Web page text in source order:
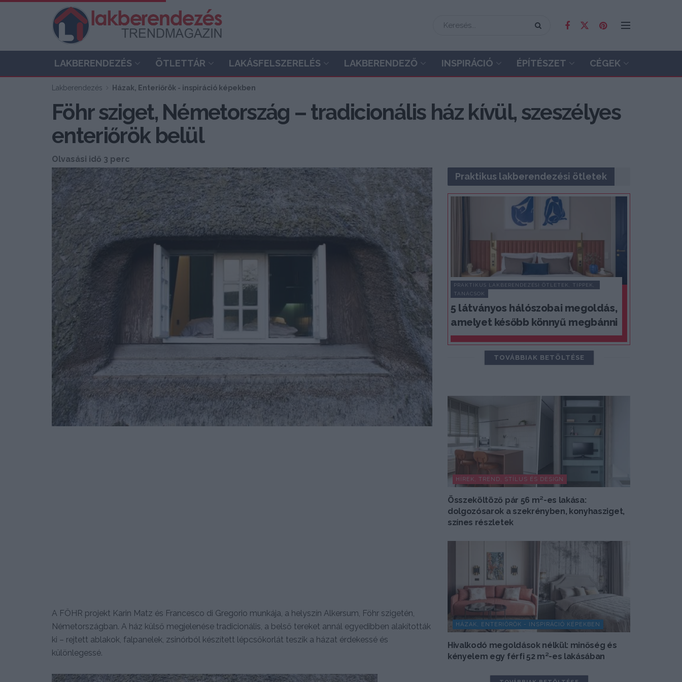
LAKBERENDEZÉS ÖTLETTÁR LAKÁSFELSZERELÉS LAKBERENDEZŐ INSPIRÁCIÓ ÉPÍTÉSZET CÉGEK
Lakberendezés Házak, Enteriőrök - inspiráció képekben
Föhr sziget, Németország – tradicionális ház kívül, szeszélyes
enteriőrök belül
Olvasási idő 3 perc
A FÖHR projekt Karin Matz és Francesco di Gregorio munkája, a helyszín Alkersum, Föhr szigetén,
Németországban. A ház külső megjelenése tradicionális, a belső tereket annál egyedibben alakították
ki – rejtett ablakok, falpanelek, zsinórból készített lépcsőkorlát teszik a házat érdekessé és
különlegessé.
Praktikus lakberendezési ötletek
PRAKTIKUS LAKBERENDEZÉSI ÖTLETEK, TIPPEK,
TANÁCSOK
5 látványos hálószobai megoldás,
amelyet később könnyű megbánni
TOVÁBBIAK BETÖLTÉSE
HÍREK, TREND, STÍLUS ÉS DESIGN
Összeköltöző pár 56 m²-es lakása:
dolgozósarok a szekrényben, konyhasziget,
színes részletek
HÁZAK, ENTERIŐRÖK - INSPIRÁCIÓ KÉPEKBEN
Hivalkodó megoldások nélkül: minőség és
kényelem egy férfi 52 m²-es lakásában